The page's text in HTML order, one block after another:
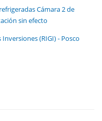
Cámara 2 de
sin efecto
(RIGI) - Posco